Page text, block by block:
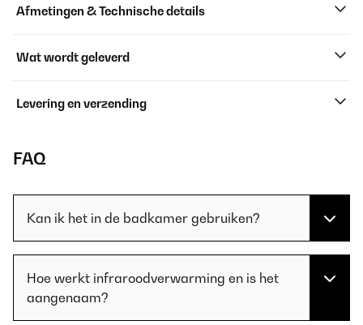
Afmetingen & Technische details
Wat wordt geleverd
Levering en verzending
FAQ
Kan ik het in de badkamer gebruiken?
Hoe werkt infraroodverwarming en is het
aangenaam?